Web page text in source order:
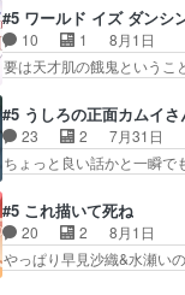
らっしゃるからかしらお
るのはいいけど自分自身
のかはまだ不明だが見せ…
ラが悪魔すぎて気分が悪
とめました(７話まで)仲
がバッチリ嵌って最高
なんて気にしないし、充
け？と思ったら歌唱シー
＿!!­­--­­--­… それだけでええ
が仕…
#5 ワールド イズ ダンシ
10 1
8月1日
要は天才肌の餓鬼という
の鬼夜叉と田楽の増次郎
は良くとも、先鋭的すぎ
石也と共に観世座をあと
れ、三条坊門御所で日
子舞勝負。鬼夜叉は猫の
い。新しい獅子舞に拘っ
primevideoで視聴しまし…
#5 うしろの正面カムイさ
23 2
7月31日
ちょっと良い話かと一
も1日お疲れ様でした～
われたお市ちゃんの恩返
させていただきました。
リーみたいな始まり。流
#5 これ描いて死ね
20 2
8月1日
やっぱり早見沙織&水瀬